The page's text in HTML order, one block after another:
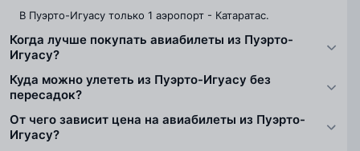
В Пуэрто-Игуасу только 1 аэропорт - Катаратас.
Когда лучше покупать авиабилеты из Пуэрто-
Игуасу?
Куда можно улететь из Пуэрто-Игуасу без
пересадок?
От чего зависит цена на авиабилеты из Пуэрто-
Игуасу?